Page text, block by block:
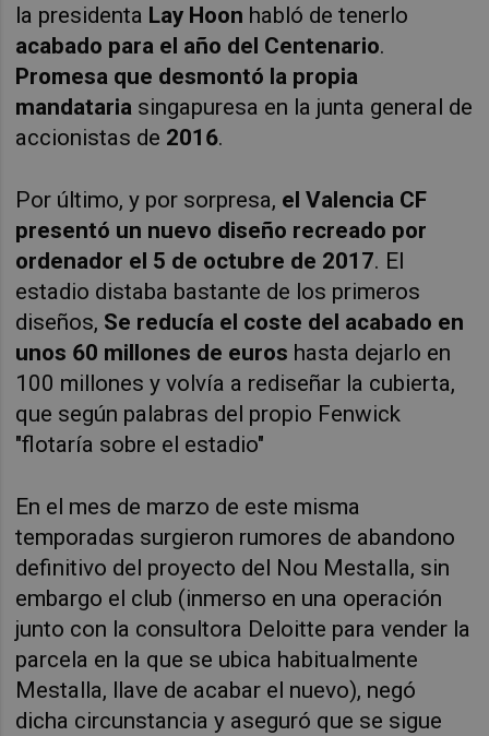
la presidenta Lay Hoon habló de tenerlo
acabado para el año del Centenario.
Promesa que desmontó la propia
mandataria singapuresa en la junta general de
accionistas de 2016.
Por último, y por sorpresa, el Valencia CF
presentó un nuevo diseño recreado por
ordenador el 5 de octubre de 2017. El
estadio distaba bastante de los primeros
diseños, Se reducía el coste del acabado en
unos 60 millones de euros hasta dejarlo en
100 millones y volvía a rediseñar la cubierta,
que según palabras del propio Fenwick
"flotaría sobre el estadio"
En el mes de marzo de este misma
temporadas surgieron rumores de abandono
definitivo del proyecto del Nou Mestalla, sin
embargo el club (inmerso en una operación
junto con la consultora Deloitte para vender la
parcela en la que se ubica habitualmente
Mestalla, llave de acabar el nuevo), negó
dicha circunstancia y aseguró que se sigue